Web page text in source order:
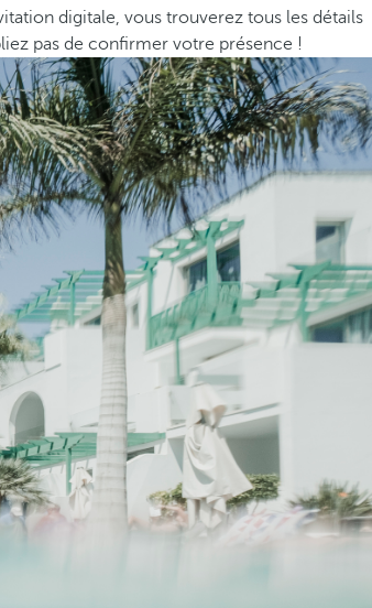
digitale, vous trouverez tous les détails
pas de confirmer votre présence !